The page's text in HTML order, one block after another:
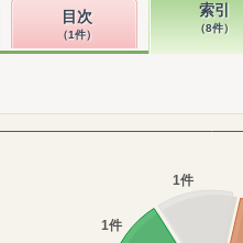
目次
（1件）
索引
（8件）